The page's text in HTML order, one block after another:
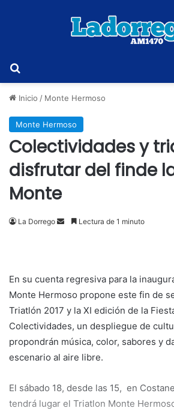
Inicio / Monte Hermoso
Monte Hermoso
Colectividades y
disfrutar del finde
Monte
La Dorrego
SendLectura de 1 minuto
En su cuenta regresiva para la
Monte Hermoso propone este fin de
Triatlón 2017 y la XI edición de la
Colectividades, un despliegue de
propondrán música, color, sabores y
escenario al aire libre.
El sábado 18, desde las 15, en
tendrá lugar el Triatlon Monte